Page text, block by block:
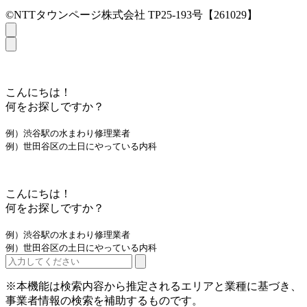
©NTTタウンページ株式会社 TP25-193号【261029】
こんにちは！
何をお探しですか？
例）渋谷駅の水まわり修理業者
例）世田谷区の土日にやっている内科
こんにちは！
何をお探しですか？
例）渋谷駅の水まわり修理業者
例）世田谷区の土日にやっている内科
※本機能は検索内容から推定されるエリアと業種に基づき、
事業者情報の検索を補助するものです。